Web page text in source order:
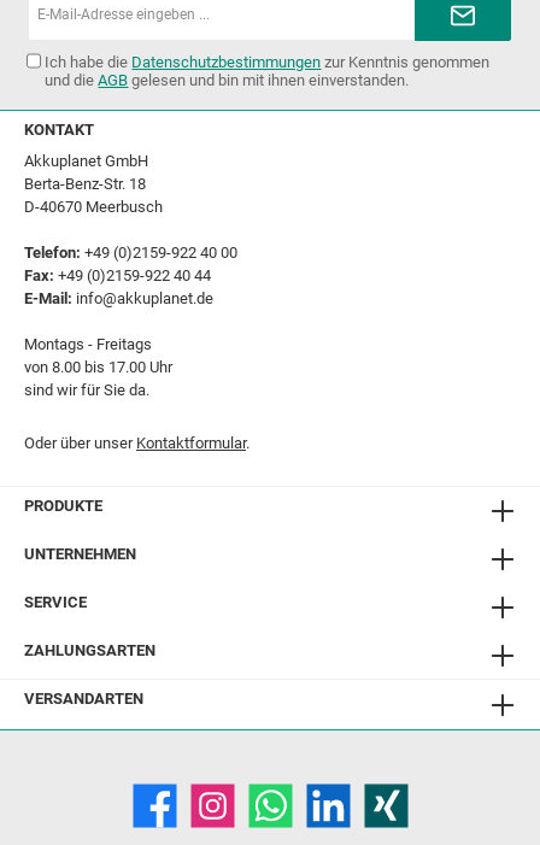
Ich habe die Datenschutzbestimmungen zur Kenntnis genommen
und dieAGB gelesen und bin mit ihnen einverstanden.
KONTAKT
Akkuplanet GmbH
Berta-Benz-Str. 18
D-40670 Meerbusch
Telefon: +49 (0)2159-922 40 00
Fax: +49 (0)2159-922 40 44
E-Mail: info@akkuplanet.de
Montags - Freitags
von 8.00 bis 17.00 Uhr
sind wir für Sie da.
Oder über unser Kontaktformular.
PRODUKTE
UNTERNEHMEN
SERVICE
ZAHLUNGSARTEN
VERSANDARTEN